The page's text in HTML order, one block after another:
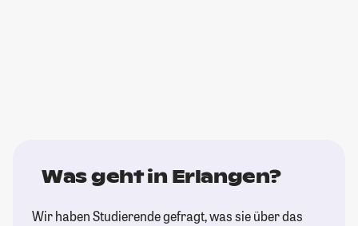
Was geht in Erlangen?
Wir haben Studierende gefragt, was sie über das